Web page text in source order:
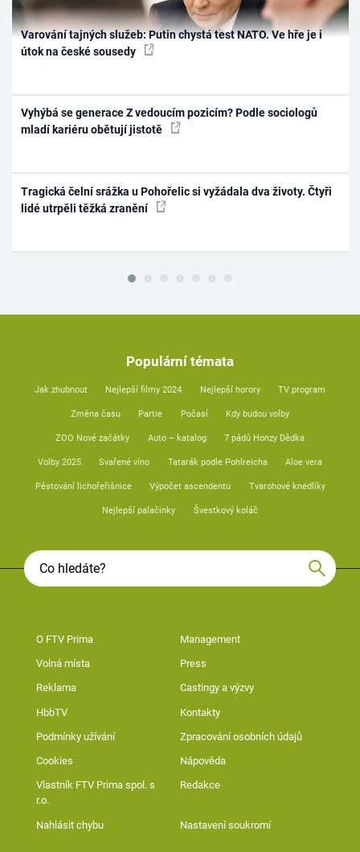
Varování tajných služeb: Putin chystá test NATO. Ve hře je i
útok na české sousedy
Vyhýbá se generace Z vedoucím pozicím? Podle sociologů
mladí kariéru obětují jistotě
Tragická čelní srážka u Pohořelic si vyžádala dva životy. Čtyři
lidé utrpěli těžká zranění
Populární témata
Jak zhubnout Nejlepší filmy 2024 Nejlepší horory TV program
Změna času Partie Počasí Kdy budou volby
ZOO Nové začátky Auto – katalog 7 pádů Honzy Dědka
Volby 2025 Svařené víno Tatarák podle Pohlreicha Aloe vera
Pěstování lichořeřišnice Výpočet ascendentu Tvarohové knedlíky
Nejlepší palačinky Švestkový koláč
O FTV Prima Management
Volná místa Press
Reklama Castingy a výzvy
HbbTV Kontakty
Podmínky užívání Zpracování osobních údajů
Cookies Nápověda
Vlastník FTV Prima spol. s
r.o.
Redakce
Nahlásit chybu Nastavení soukromí